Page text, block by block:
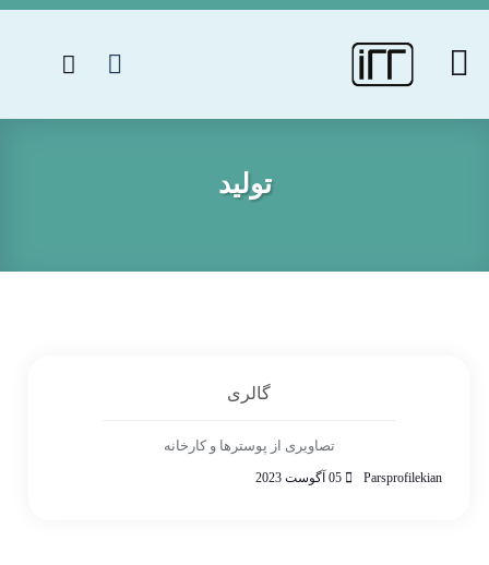
تولید
گالری
تصاویری از پوسترها و کارخانه
Parsprofilekian